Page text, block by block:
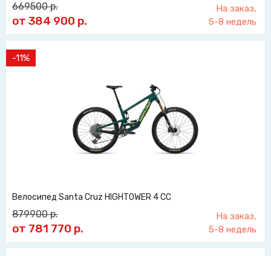
669500р.
от 384 900 р.
На заказ,
5-8 недель
-11%
Велосипед Santa Cruz HIGHTOWER 4 CC
879900р.
от 781 770 р.
На заказ,
5-8 недель